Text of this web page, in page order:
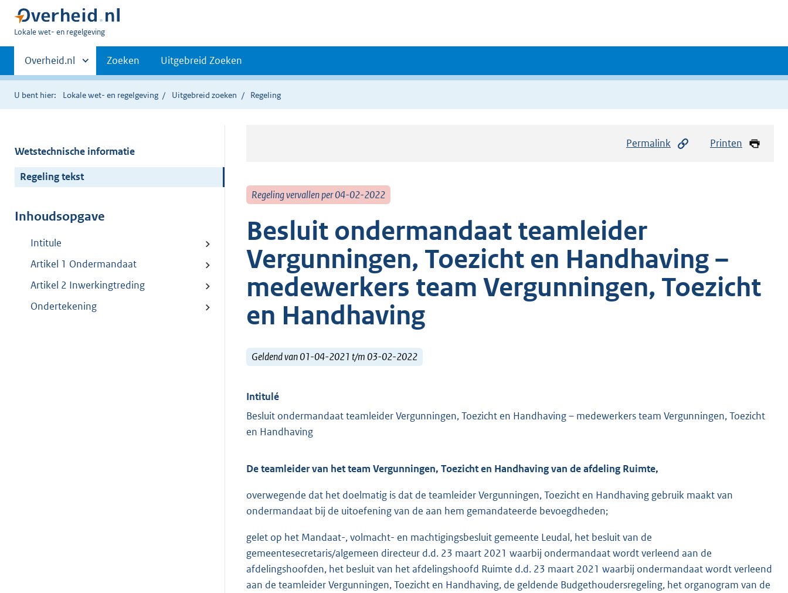
U
hier:
Lokale wet- en regelgeving
Primaire
navigatie
Andere
sites
binnen
Overheid.nl Zoeken Uitgebreid Zoeken
U bent hier: Lokale wet- en regelgeving Uitgebreid zoeken Regeling
Wetstechnische informatie
Regeling tekst
Inhoudsopgave
Intitule
Artikel 1 Ondermandaat
Artikel 2 Inwerkingtreding
Ondertekening
Permalink Printen
Regeling vervallen per 04-02-2022
Besluit ondermandaat teamleider
Vergunningen, Toezicht en Handhaving –
medewerkers team Vergunningen, Toezicht
en Handhaving
Geldend van 01-04-2021 t/m 03-02-2022
Intitulé
Besluit ondermandaat teamleider Vergunningen, Toezicht en Handhaving – medewerkers team Vergunningen, Toezicht
en Handhaving
De teamleider van het team Vergunningen, Toezicht en Handhaving van de afdeling Ruimte,
overwegende dat het doelmatig is dat de teamleider Vergunningen, Toezicht en Handhaving gebruik maakt van
ondermandaat bij de uitoefening van de aan hem gemandateerde bevoegdheden;
gelet op het Mandaat-, volmacht- en machtigingsbesluit gemeente Leudal, het besluit van de
gemeentesecretaris/algemeen directeur d.d. 23 maart 2021 waarbij ondermandaat wordt verleend aan de
afdelingshoofden, het besluit van het afdelingshoofd Ruimte d.d. 23 maart 2021 waarbij ondermandaat wordt verleend
aan de teamleider Vergunningen, Toezicht en Handhaving, de geldende Budgethoudersregeling, het organogram van de